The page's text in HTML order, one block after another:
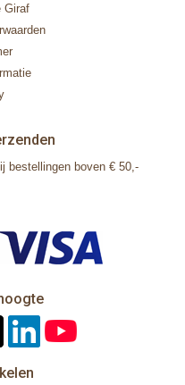
Giraf
bestellingen boven € 50,-